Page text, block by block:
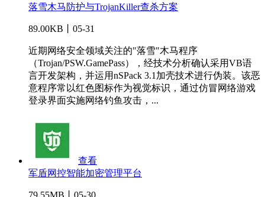
落雪木马防护与TrojanKiller查杀方案
89.00KB丨05-31
近期网络安全领域关注的"落雪"木马程序
（Trojan/PSW.GamePass），经技术分析确认采用VB语
言开发架构，并运用nSPack 3.1加壳技术进行伪装。该恶
意程序常以红色图标作为视觉标识，通过仿冒网络游戏
登录界面实施网络钓鱼攻击，...
查看
军盾网控智能加密管理平台
79.55MB丨05-30